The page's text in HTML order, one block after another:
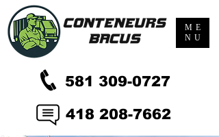
ME
NU
581 309-0727
418 208-7662